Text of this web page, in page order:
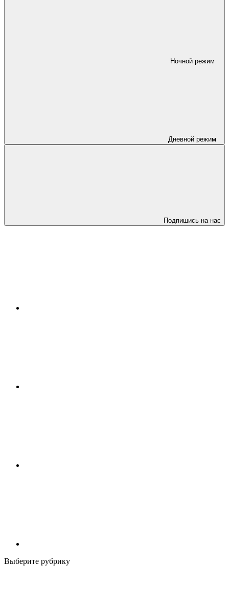
Ночной режим
Дневной режим
Подпишись на нас
Выберите рубрику